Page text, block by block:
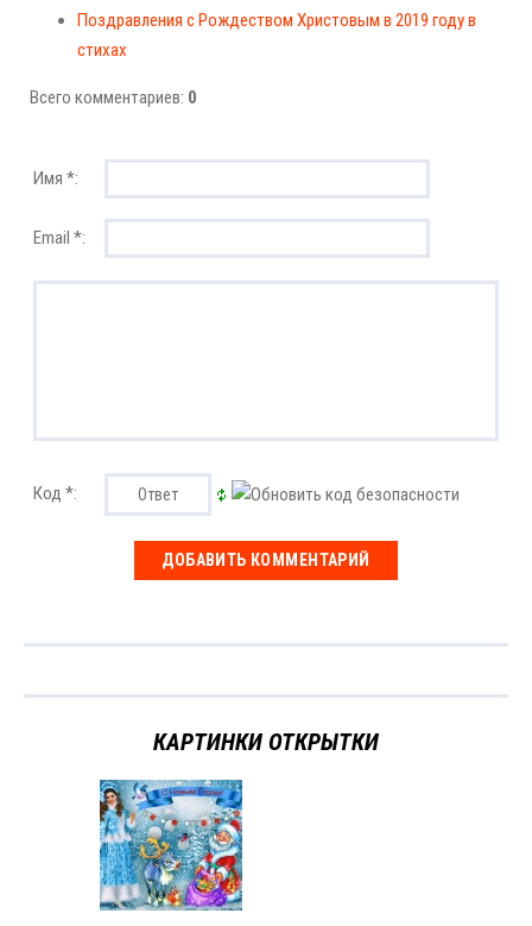
Поздравления с Рождеством Христовым в 2019 году в
стихах
Всего комментариев: 0
Имя *:
Email *:
Код *:
КАРТИНКИ ОТКРЫТКИ